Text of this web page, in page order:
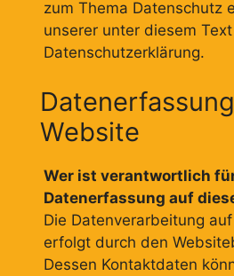
zum Thema Datenschutz
unserer unter diesem
Datenschutzerklärung.
Website
Wer ist verantwortlich
Datenerfassung auf
Die Datenverarbeitung
erfolgt durch den
Dessen Kontaktdaten